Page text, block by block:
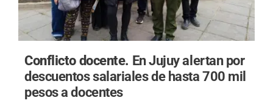
Conflicto docente. En Jujuy alertan por
descuentos salariales de hasta 700 mil
pesos a docentes